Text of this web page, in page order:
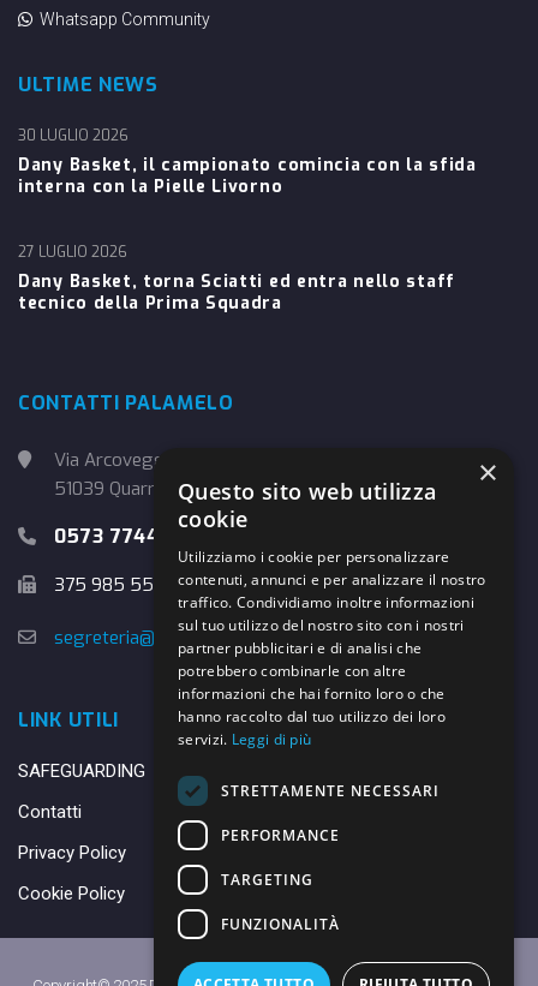
Whatsapp Community
ULTIME NEWS
Dany Basket, il campionato comincia con la sfida
interna con la Pielle Livorno
30 LUGLIO 2026
Dany Basket, torna Sciatti ed entra nello staff
tecnico della Prima Squadra
27 LUGLIO 2026
CONTATTI PALAMELO
Via Arcoveggio, 4
51039 Quarrata (PT)
0573 774457
375 985 5526
segreteria@danybasket.it
LINK UTILI
SAFEGUARDING
Contatti
Privacy Policy
Cookie Policy
×
Questo sito web utilizza
cookie
Utilizziamo i cookie per personalizzare
contenuti, annunci e per analizzare il nostro
traffico. Condividiamo inoltre informazioni
sul tuo utilizzo del nostro sito con i nostri
partner pubblicitari e di analisi che
potrebbero combinarle con altre
informazioni che hai fornito loro o che
hanno raccolto dal tuo utilizzo dei loro
servizi. Leggi di più
STRETTAMENTE NECESSARI
PERFORMANCE
TARGETING
FUNZIONALITÀ